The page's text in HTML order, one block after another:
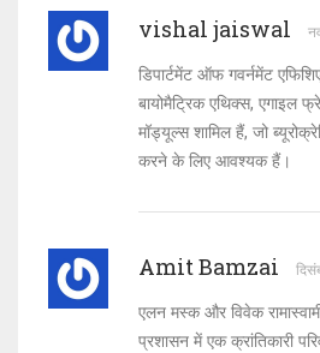
vishal jaiswal
डिपार्टमेंट ऑफ गवर्नमेंट
बायोमैट्रिक एथिक्स, एगाइल
मॉड्यूल्स शामिल हैं, जो
करने के लिए आवश्यक हैं।
Amit Bamzai
एलन मस्क और विवेक
प्रशासन में एक क्रांतिकारी